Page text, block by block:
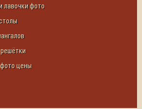
лавочки фото
цены